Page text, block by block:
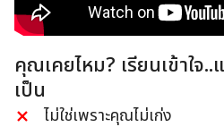
คุณเคยไหม? เรียนเข้าใจ..
เป็น
ไม่ใช่เพราะคุณไม่เก่ง